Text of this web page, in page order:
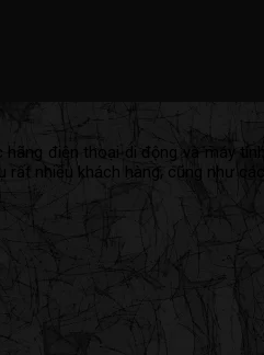
điện thoại di động và máy
nhiều khách hàng, cũng như